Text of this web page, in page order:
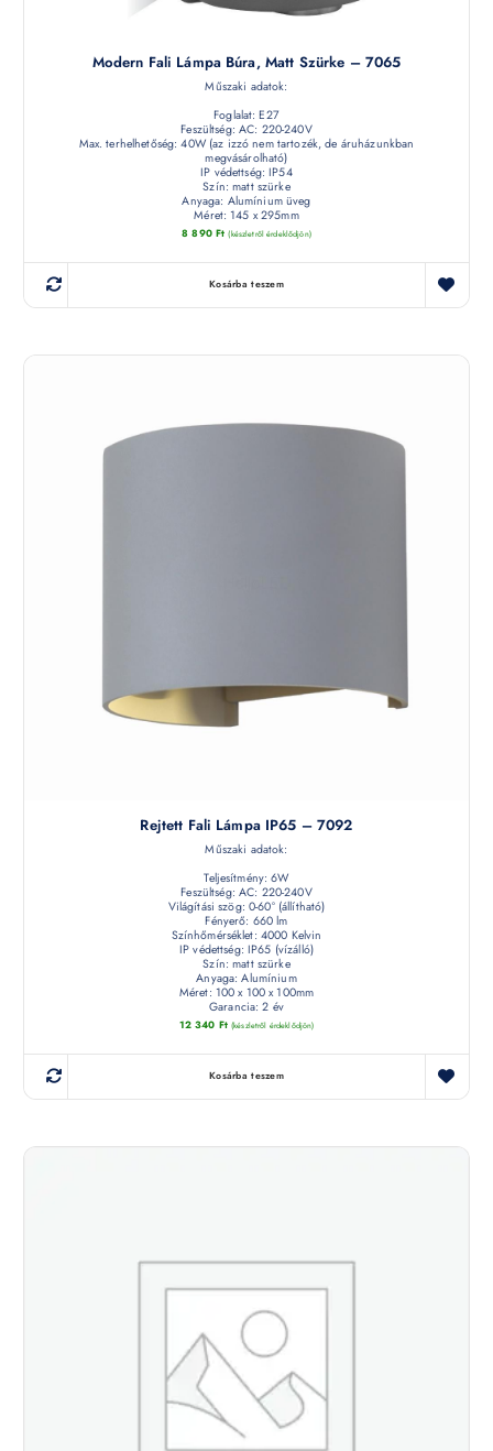
Modern Fali Lámpa Búra, Matt Szürke – 7065
Műszaki adatok:
Foglalat: E27
Feszültség: AC: 220-240V
Max. terhelhetőség: 40W (az izzó nem tartozék, de áruházunkban
megvásárolható)
IP védettség: IP54
Szín: matt szürke
Anyaga: Alumínium üveg
Méret: 145 x 295mm
8 890 Ft (készletről érdeklődjön)
Kosárba teszem
Rejtett Fali Lámpa IP65 – 7092
Műszaki adatok:
Teljesítmény: 6W
Feszültség: AC: 220-240V
Világítási szög: 0-60° (állítható)
Fényerő: 660 lm
Színhőmérséklet: 4000 Kelvin
IP védettség: IP65 (vízálló)
Szín: matt szürke
Anyaga: Alumínium
Méret: 100 x 100 x 100mm
Garancia: 2 év
12 340 Ft (készletről érdeklődjön)
Kosárba teszem